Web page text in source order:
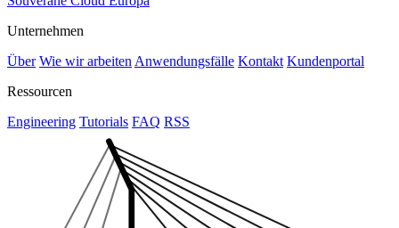
Unternehmen
Über Wie wir arbeiten Anwendungsfälle Kontakt Kundenportal
Ressourcen
Engineering Tutorials FAQ RSS